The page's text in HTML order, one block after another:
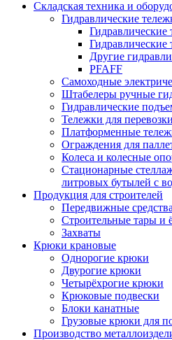
Складская техника и
Гидравлические
Гидравлические
Другие
PFAFF
Самоходные
Штабелеры ручные
Гидравлические
Тележки для
Платформенные
Ограждения для
Колеса и колесные
Стационарные
литровых бутылей с
Продукция для строителей
Передвижные
Строительные тары и
Захваты
Крюки крановые
Однорогие крюки
Двурогие крюки
Четырёхрогие крюки
Крюковые подвески
Блоки канатные
Грузовые крюки для
Производство